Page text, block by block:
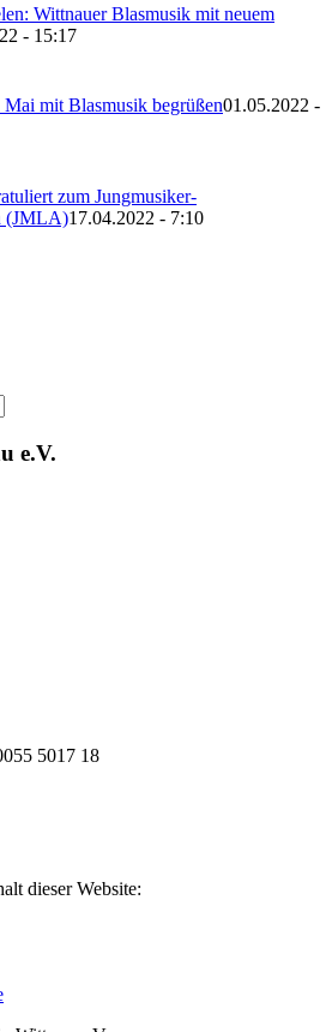
Wittnauer Blasmusik mit neuem
- 15:17
mit Blasmusik begrüßen01.05.2022 -
zum Jungmusiker-
(JMLA)17.04.2022 - 7:10
e.V.
5017 18
dieser Website: